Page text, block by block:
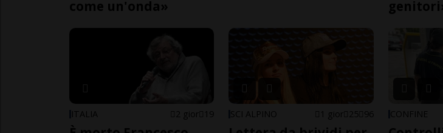
come un'onda»
ITALIA 2 gior 19 SCI ALPINO 1 gior 25 96 CONFINE